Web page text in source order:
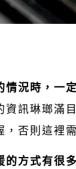
情況時，一
資訊琳瑯滿
否則這裡
的方式有很